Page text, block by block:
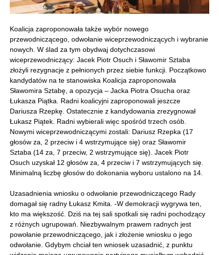
Koalicja zaproponowała także wybór nowego
przewodniczącego, odwołanie wiceprzewodniczących i wybranie
nowych. W ślad za tym obydwaj dotychczasowi
wiceprzewodniczący: Jacek Piotr Osuch i Sławomir Sztaba
złożyli rezygnacje z pełnionych przez siebie funkcji. Początkowo
kandydatów na te stanowiska Koalicja zaproponowała
Sławomira Sztabę, a opozycja – Jacka Piotra Osucha oraz
Łukasza Piątka. Radni koalicyjni zaproponowali jeszcze
Dariusza Rzepkę. Ostatecznie z kandydowania zrezygnował
Łukasz Piątek. Radni wybierali więc spośród trzech osób.
Nowymi wiceprzewodniczącymi zostali: Dariusz Rzepka (17
głosów za, 2 przeciw i 4 wstrzymujące się) oraz Sławomir
Sztaba (14 za, 7 przeciw, 2 wstrzymujące się). Jacek Piotr
Osuch uzyskał 12 głosów za, 4 przeciw i 7 wstrzymujących się.
Minimalną liczbę głosów do dokonania wyboru ustalono na 14.
Uzasadnienia wniosku o odwołanie przewodniczącego Rady
domagał się radny Łukasz Kmita. -W demokracji wygrywa ten,
kto ma większość. Dziś na tej sali spotkali się radni pochodzący
z różnych ugrupowań. Niezbywalnym prawem radnych jest
powołanie przewodniczącego, jak i złożenie wniosku o jego
odwołanie. Gdybym chciał ten wniosek uzasadnić, z punktu